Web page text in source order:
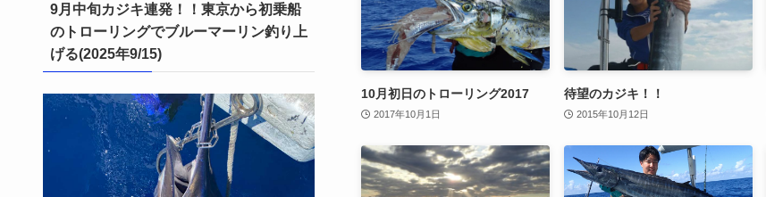
10月初日のトローリング2017
2017年10月1日
待望のカジキ！！
2015年10月12日
9月中旬カジキ連発！！東京から初乗船
のトローリングでブルーマーリン釣り上
げる(2025年9/15)